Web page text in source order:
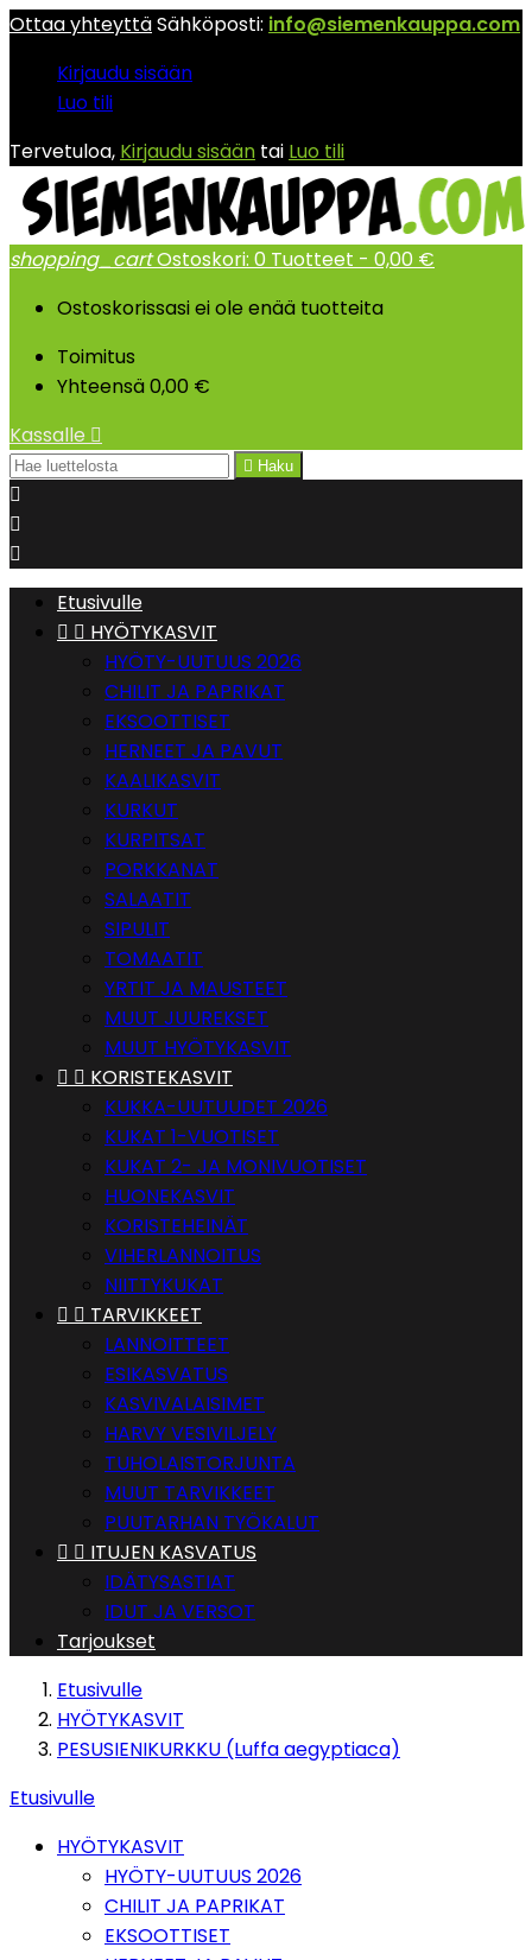
Ottaa yhteyttäSähköposti: info@siemenkauppa.com
Kirjaudu sisään
Luo tili
Tervetuloa, Kirjaudu sisään tai Luo tili
shopping_cartOstoskori: 0 Tuotteet - 0,00 €
Ostoskorissasi ei ole enää tuotteita
Toimitus
Yhteensä0,00 €
Kassalle 
 Haku



Etusivulle
  HYÖTYKASVIT
HYÖTY-UUTUUS 2026
CHILIT JA PAPRIKAT
EKSOOTTISET
HERNEET JA PAVUT
KAALIKASVIT
KURKUT
KURPITSAT
PORKKANAT
SALAATIT
SIPULIT
TOMAATIT
YRTIT JA MAUSTEET
MUUT JUUREKSET
MUUT HYÖTYKASVIT
  KORISTEKASVIT
KUKKA-UUTUUDET 2026
KUKAT 1-VUOTISET
KUKAT 2- JA MONIVUOTISET
HUONEKASVIT
KORISTEHEINÄT
VIHERLANNOITUS
NIITTYKUKAT
  TARVIKKEET
LANNOITTEET
ESIKASVATUS
KASVIVALAISIMET
HARVY VESIVILJELY
TUHOLAISTORJUNTA
MUUT TARVIKKEET
PUUTARHAN TYÖKALUT
  ITUJEN KASVATUS
IDÄTYSASTIAT
IDUT JA VERSOT
Tarjoukset
Etusivulle
HYÖTYKASVIT
PESUSIENIKURKKU (Luffa aegyptiaca)
Etusivulle
HYÖTYKASVIT
HYÖTY-UUTUUS 2026
CHILIT JA PAPRIKAT
EKSOOTTISET